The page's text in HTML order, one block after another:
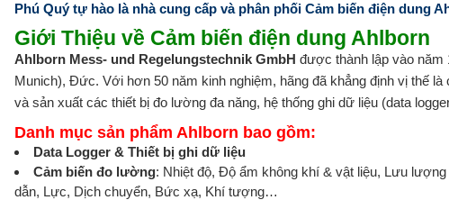
Phú Quý tự hào là nhà cung cấp và phân phối Cảm biến điện dung
Giới Thiệu về Cảm biến điện dung Ahlborn
Ahlborn Mess- und Regelungstechnik GmbH được thành lập vào năm
Munich), Đức. Với hơn 50 năm kinh nghiệm, hãng đã khẳng định vị thế là
và sản xuất các thiết bị đo lường đa năng, hệ thống ghi dữ liệu (data
Danh mục sản phẩm Ahlborn bao gồm:
Data Logger & Thiết bị ghi dữ liệu
Cảm biến đo lường: Nhiệt độ, Độ ẩm không khí & vật liệu, Lưu
dẫn, Lực, Dịch chuyển, Bức xạ, Khí tượng…